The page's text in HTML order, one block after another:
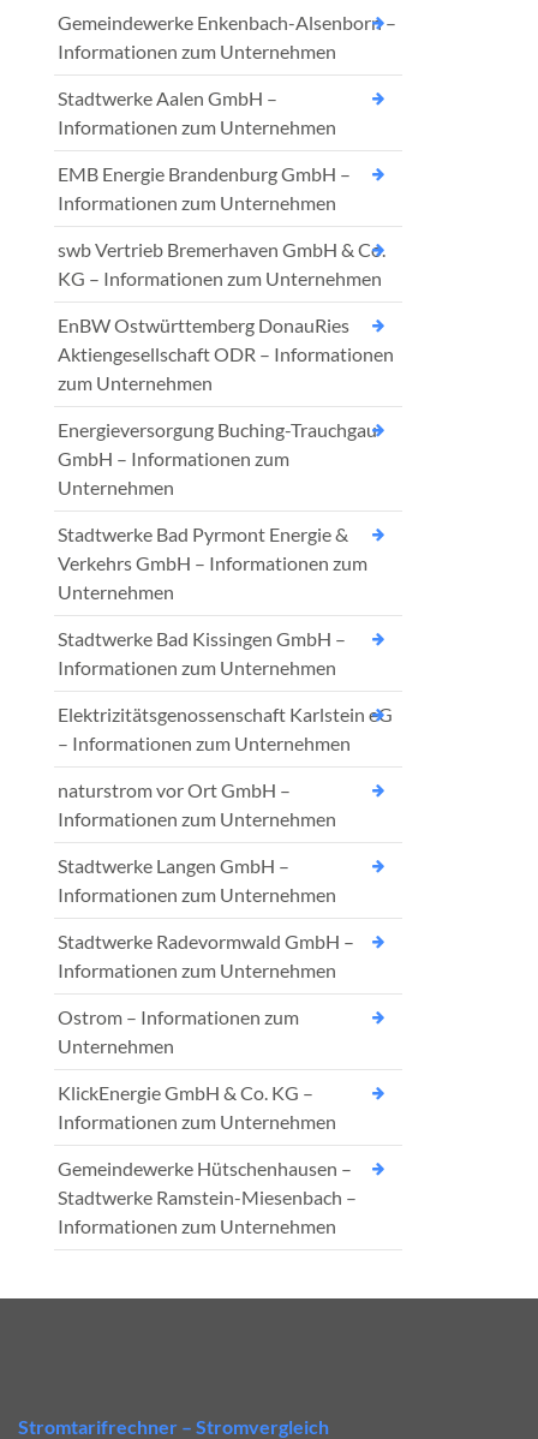
Gemeindewerke Enkenbach-Alsenborn –
Informationen zum Unternehmen
Stadtwerke Aalen GmbH –
Informationen zum Unternehmen
EMB Energie Brandenburg GmbH –
Informationen zum Unternehmen
swb Vertrieb Bremerhaven GmbH & Co.
KG – Informationen zum Unternehmen
EnBW Ostwürttemberg DonauRies
Aktiengesellschaft ODR – Informationen
zum Unternehmen
Energieversorgung Buching-Trauchgau
GmbH – Informationen zum
Unternehmen
Stadtwerke Bad Pyrmont Energie &
Verkehrs GmbH – Informationen zum
Unternehmen
Stadtwerke Bad Kissingen GmbH –
Informationen zum Unternehmen
Elektrizitätsgenossenschaft Karlstein eG
– Informationen zum Unternehmen
naturstrom vor Ort GmbH –
Informationen zum Unternehmen
Stadtwerke Langen GmbH –
Informationen zum Unternehmen
Stadtwerke Radevormwald GmbH –
Informationen zum Unternehmen
Ostrom – Informationen zum
Unternehmen
KlickEnergie GmbH & Co. KG –
Informationen zum Unternehmen
Gemeindewerke Hütschenhausen –
Stadtwerke Ramstein-Miesenbach –
Informationen zum Unternehmen
Stromtarifrechner – Stromvergleich